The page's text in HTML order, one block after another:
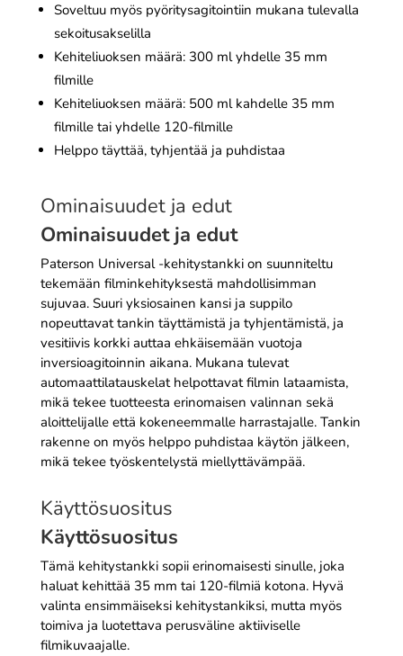
Soveltuu myös pyöritysagitointiin mukana tulevalla
sekoitusakselilla
Kehiteliuoksen määrä: 300 ml yhdelle 35 mm
filmille
Kehiteliuoksen määrä: 500 ml kahdelle 35 mm
filmille tai yhdelle 120-filmille
Helppo täyttää, tyhjentää ja puhdistaa
Ominaisuudet ja edut
Ominaisuudet ja edut
Paterson Universal -kehitystankki on suunniteltu
tekemään filminkehityksestä mahdollisimman
sujuvaa. Suuri yksiosainen kansi ja suppilo
nopeuttavat tankin täyttämistä ja tyhjentämistä, ja
vesitiivis korkki auttaa ehkäisemään vuotoja
inversioagitoinnin aikana. Mukana tulevat
automaattilatauskelat helpottavat filmin lataamista,
mikä tekee tuotteesta erinomaisen valinnan sekä
aloittelijalle että kokeneemmalle harrastajalle. Tankin
rakenne on myös helppo puhdistaa käytön jälkeen,
mikä tekee työskentelystä miellyttävämpää.
Käyttösuositus
Käyttösuositus
Tämä kehitystankki sopii erinomaisesti sinulle, joka
haluat kehittää 35 mm tai 120-filmiä kotona. Hyvä
valinta ensimmäiseksi kehitystankiksi, mutta myös
toimiva ja luotettava perusväline aktiiviselle
filmikuvaajalle.